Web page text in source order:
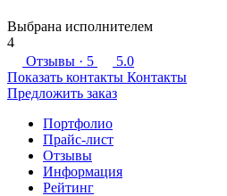
Выбрана исполнителем
4
Отзывы · 5
5.0
Показать контакты Контакты
Предложить заказ
Портфолио
Прайс-лист
Отзывы
Информация
Рейтинг